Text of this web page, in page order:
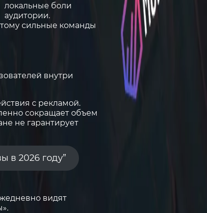
локальные боли
аудитории.
сильные команды
внутри
с рекламой.
сокращает объем
не гарантирует
в 2026 году”
видят